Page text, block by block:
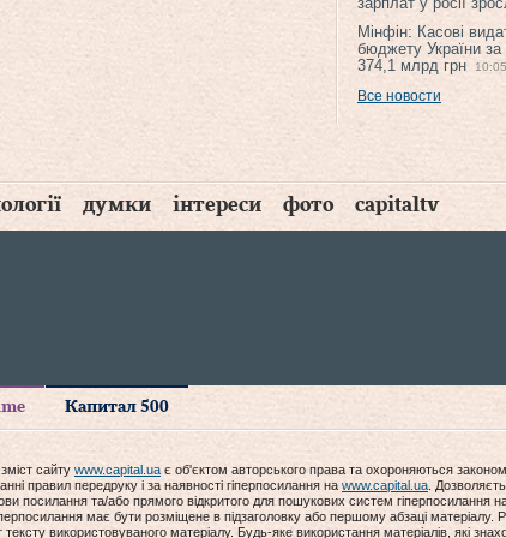
Мінфін: Касові
бюджету України
374,1 млрд грн
10:05
Все новости
думки інтереси фото capitaltv
Капитал 500
сайту www.capital.ua є об'єктом авторського права та охороняються
правил передруку і за наявності гіперпосилання на www.capital.ua .
посилання та/або прямого відкритого для пошукових систем
має бути розміщене в підзаголовку або першому абзаці
використовуваного матеріалу. Будь-яке використання матеріалів, які